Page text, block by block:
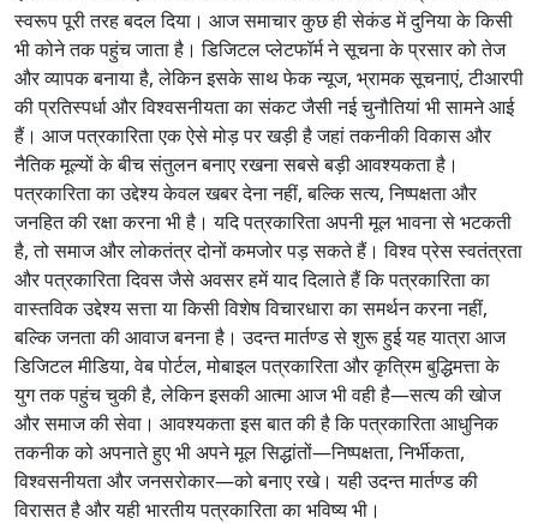
स्वरूप पूरी तरह बदल दिया। आज समाचार कुछ ही सेकंड में दुनिया के किसी
भी कोने तक पहुंच जाता है। डिजिटल प्लेटफॉर्म ने सूचना के प्रसार को तेज
और व्यापक बनाया है, लेकिन इसके साथ फेक न्यूज, भ्रामक सूचनाएं, टीआरपी
की प्रतिस्पर्धा और विश्वसनीयता का संकट जैसी नई चुनौतियां भी सामने आई
हैं। आज पत्रकारिता एक ऐसे मोड़ पर खड़ी है जहां तकनीकी विकास और
नैतिक मूल्यों के बीच संतुलन बनाए रखना सबसे बड़ी आवश्यकता है।
पत्रकारिता का उद्देश्य केवल खबर देना नहीं, बल्कि सत्य, निष्पक्षता और
जनहित की रक्षा करना भी है। यदि पत्रकारिता अपनी मूल भावना से भटकती
है, तो समाज और लोकतंत्र दोनों कमजोर पड़ सकते हैं। विश्व प्रेस स्वतंत्रता
और पत्रकारिता दिवस जैसे अवसर हमें याद दिलाते हैं कि पत्रकारिता का
वास्तविक उद्देश्य सत्ता या किसी विशेष विचारधारा का समर्थन करना नहीं,
बल्कि जनता की आवाज बनना है। उदन्त मार्तण्ड से शुरू हुई यह यात्रा आज
डिजिटल मीडिया, वेब पोर्टल, मोबाइल पत्रकारिता और कृत्रिम बुद्धिमत्ता के
युग तक पहुंच चुकी है, लेकिन इसकी आत्मा आज भी वही है—सत्य की खोज
और समाज की सेवा। आवश्यकता इस बात की है कि पत्रकारिता आधुनिक
तकनीक को अपनाते हुए भी अपने मूल सिद्धांतों—निष्पक्षता, निर्भीकता,
विश्वसनीयता और जनसरोकार—को बनाए रखे। यही उदन्त मार्तण्ड की
विरासत है और यही भारतीय पत्रकारिता का भविष्य भी।